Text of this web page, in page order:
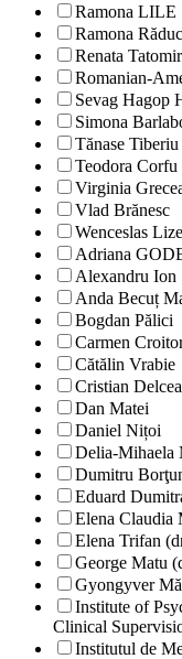
Ramona LILE
Ramona
Renata Tatomir
Romanian-
Sevag Hagop
Simona
Tănase Tiberiu
Teodora Corfu
Virginia
Vlad Brănesc
Wenceslas Lize
Adriana
Alexandru Ion
Anda Becuț
Bogdan Pălici
Carmen
Cătălin Vrabie
Cristian Delcea
Dan Matei
Daniel Nițoi
Delia-Mihaela
Dumitru
Eduard
Elena Claudia
Elena Trifan
George Matu
Gyongyver
Institute of
Clinical
Institutul de